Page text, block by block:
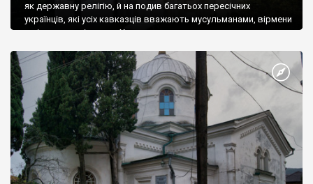
як державну релігію, й на подив багатьох пересічних
українців, які усіх кавказців вважають мусульманами, вірмени
є відданими вірянами Христа